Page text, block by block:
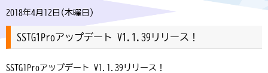
2018年4月12日(木曜日)
SSTG1Proアップデート V1.1.39リリース！
SSTG1Proアップデート V1.1.39リリース！